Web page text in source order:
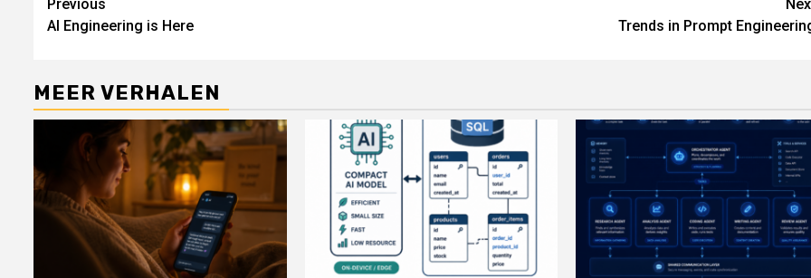
Continue
Reading
Previous
AI Engineering is Here
Trends in Prompt
MEER VERHALEN